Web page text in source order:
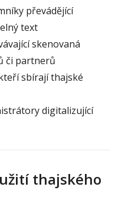
převádějící
text
skenovaná
či partnerů
sbírají thajské
digitalizující
thajského